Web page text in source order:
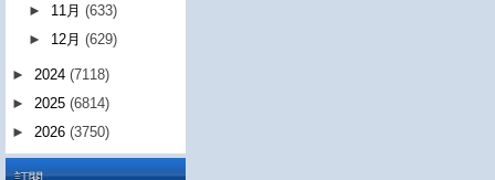
► 11月(633)
► 12月(629)
► 2024 (7118)
► 2025 (6814)
► 2026 (3750)